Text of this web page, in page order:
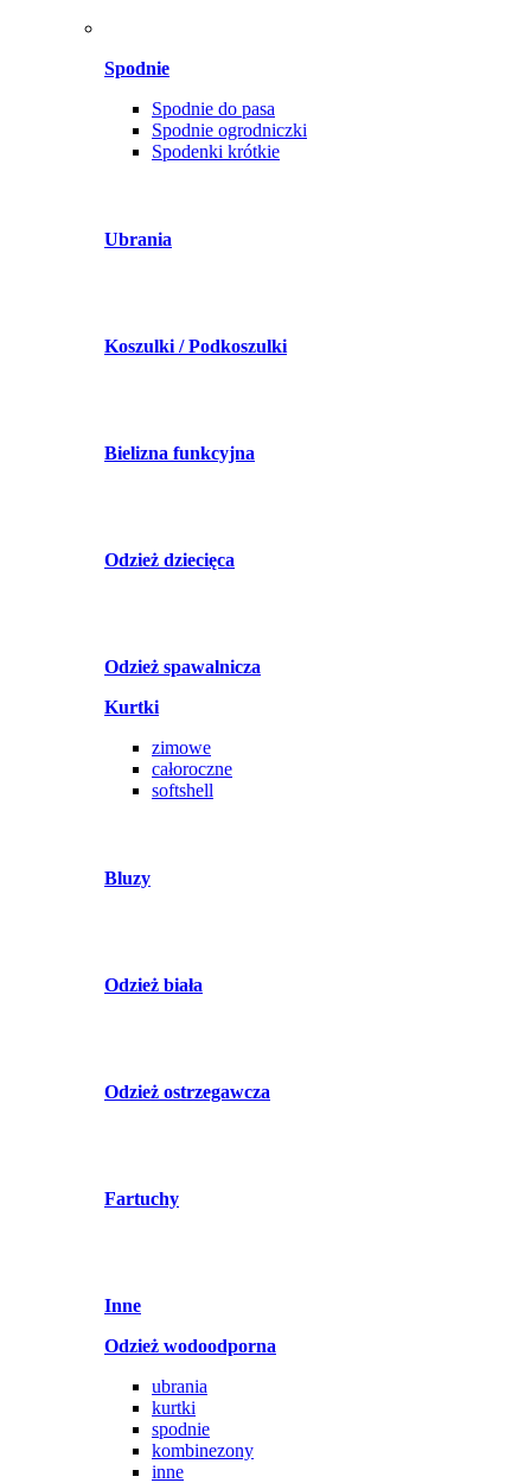
Spodnie
Spodnie do pasa
Spodnie ogrodniczki
Spodenki krótkie
Ubrania
Koszulki / Podkoszulki
Bielizna funkcyjna
Odzież dziecięca
Odzież spawalnicza
Kurtki
zimowe
całoroczne
softshell
Bluzy
Odzież biała
Odzież ostrzegawcza
Fartuchy
Inne
Odzież wodoodporna
ubrania
kurtki
spodnie
kombinezony
inne